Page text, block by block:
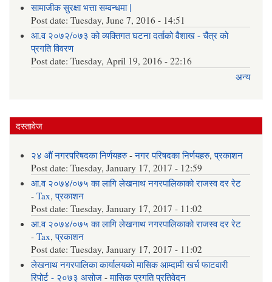
सामाजीक सुरक्षा भत्ता सम्वन्धमा |
Post date:Tuesday, June 7, 2016 - 14:51
आ.व २०७२/०७३ को व्यक्तिगत घटना दर्ताको वैशाख - चैत्र को
प्रगति विवरण
Post date:Tuesday, April 19, 2016 - 22:16
अन्य
दस्तावेज
२४ औं नगरपरिषदका निर्णयहरु-नगर परिषदका निर्णयहरु,प्रकाशन
Post date:Tuesday, January 17, 2017 - 12:59
आ.व २०७४/०७५ का लागि लेखनाथ नगरपालिकाको राजस्व दर रेट
-Tax,प्रकाशन
Post date:Tuesday, January 17, 2017 - 11:02
आ.व २०७४/०७५ का लागि लेखनाथ नगरपालिकाको राजस्व दर रेट
-Tax,प्रकाशन
Post date:Tuesday, January 17, 2017 - 11:02
लेखनाथ नगरपालिका कार्यालयको मासिक आम्दामी खर्च फाटवारी
रिपोर्ट - २०७३ असोज -मासिक प्रगति प्रतिवेदन